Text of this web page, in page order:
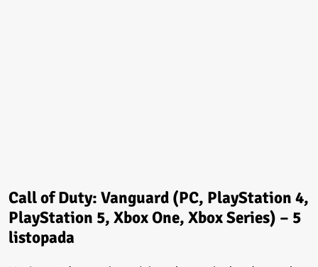
Call of Duty: Vanguard (PC, PlayStation 4,
PlayStation 5, Xbox One, Xbox Series) – 5
listopada